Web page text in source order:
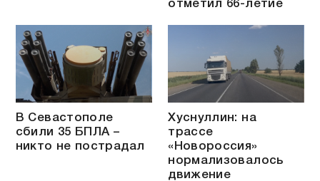
отметил 66-летие
В Севастополе
сбили 35 БПЛА –
никто не пострадал
Хуснуллин: на
трассе
«Новороссия»
нормализовалось
движение